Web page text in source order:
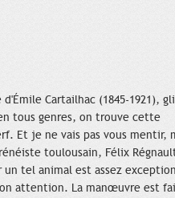
Cartailhac (1845-1921),
tous genres, on trouve cette
Et je ne vais pas vous mentir,
toulousain, Félix
tel animal est assez
attention. La manœuvre est